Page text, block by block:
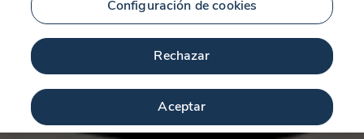
Configuración de cookies
Rechazar
Aceptar